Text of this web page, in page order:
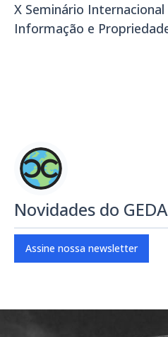
X Seminário
Informação e
Novidades do
Assine nossa newsletter